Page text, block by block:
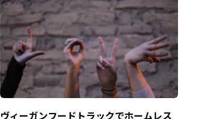
ヴィーガンフードトラックでホームレス